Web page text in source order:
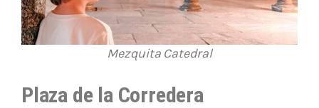
Mezquita Catedral
Plaza de la Corredera